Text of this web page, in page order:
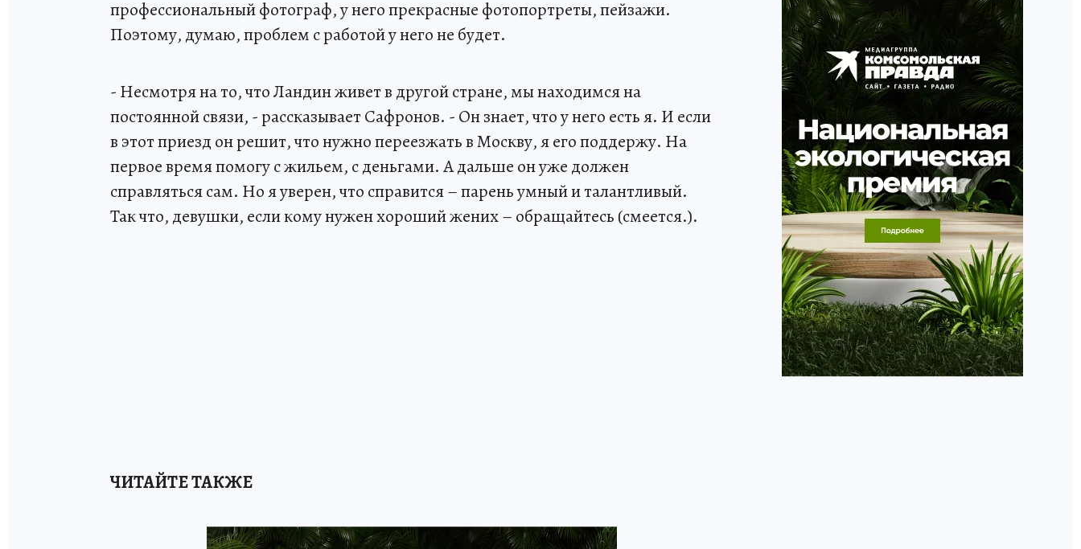
профессиональный фотограф, у него прекрасные фотопортреты, пейзажи.
Поэтому, думаю, проблем с работой у него не будет.
- Несмотря на то, что Ландин живет в другой стране, мы находимся на
постоянной связи, - рассказывает Сафронов. - Он знает, что у него есть я. И если
в этот приезд он решит, что нужно переезжать в Москву, я его поддержу. На
первое время помогу с жильем, с деньгами. А дальше он уже должен
справляться сам. Но я уверен, что справится – парень умный и талантливый.
Так что, девушки, если кому нужен хороший жених – обращайтесь (смеется.).
ЧИТАЙТЕ ТАКЖЕ